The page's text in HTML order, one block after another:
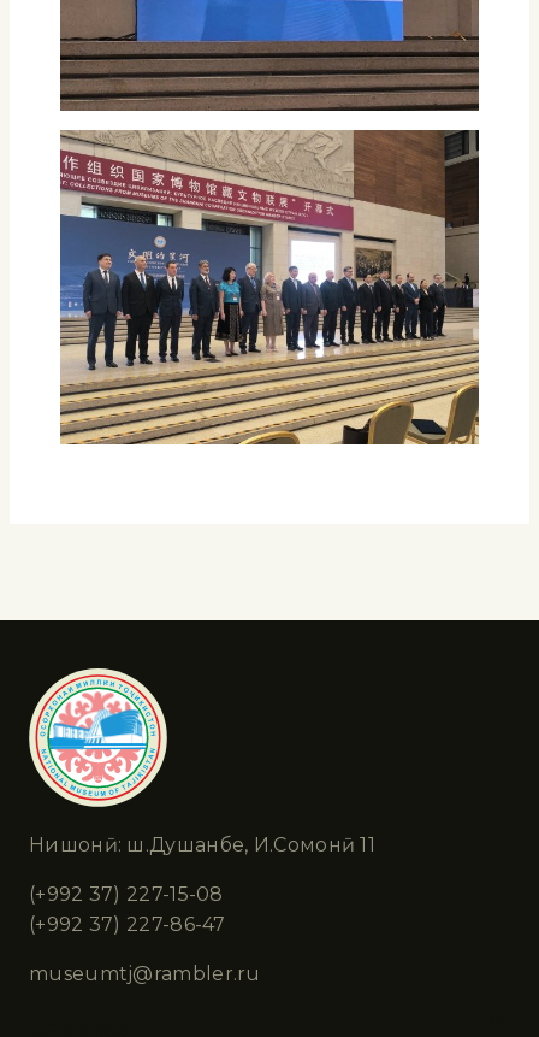
Нишонӣ: ш.Душанбе, И.Сомонӣ 11
(+992 37) 227-15-08
(+992 37) 227-86-47
museumtj@rambler.ru